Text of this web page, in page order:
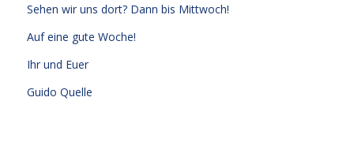
Sehen wir uns dort? Dann bis Mittwoch!
Auf eine gute Woche!
Ihr und Euer
Guido Quelle